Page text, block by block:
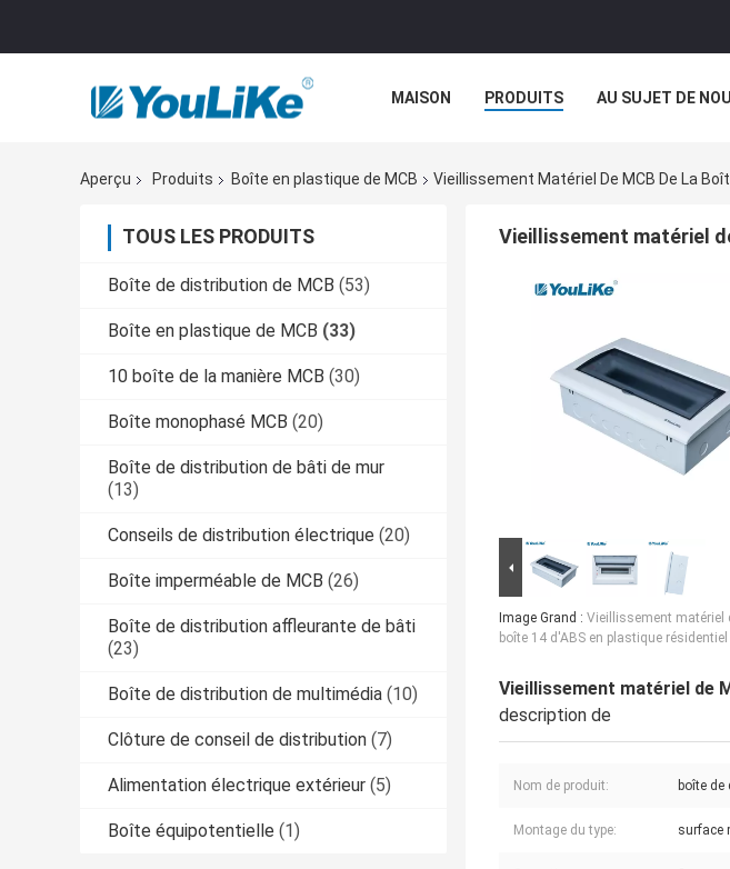
MAISON PRODUITS AU SUJET DE
Aperçu Produits Boîte en plastique de MCB Vieillissement Matériel De MCB De La
TOUS LES PRODUITS
Boîte de distribution de MCB (53)
Boîte en plastique de MCB (33)
10 boîte de la manière MCB (30)
Boîte monophasé MCB (20)
Boîte de distribution de bâti de mur
(13)
Conseils de distribution électrique (20)
Boîte imperméable de MCB (26)
Boîte de distribution affleurante de bâti
(23)
Boîte de distribution de multimédia (10)
Clôture de conseil de distribution (7)
Alimentation électrique extérieur (5)
Boîte équipotentielle (1)
Vieillissement matériel
Image Grand : Vieillissement matériel
boîte 14 d'ABS en plastique
Vieillissement matériel de
description de
Nom de produit: boîte
Montage du type: surface